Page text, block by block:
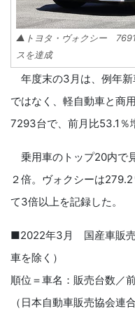
▲トヨタ・ヴォクシー
スを達成
年度末の3月は、例年新
ではなく、軽自動車と商
7293台で、前月比53.1％
乗用車のトップ20内で
２倍。ヴォクシーは
て3倍以上を記録した。
■2022年3月 国産車販
車を除く）
順位＝車名：販売台数／
（日本自動車販売協会連